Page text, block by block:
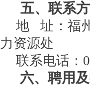
五、联系
地 址：福
力资源处
联系电话：
六、聘用